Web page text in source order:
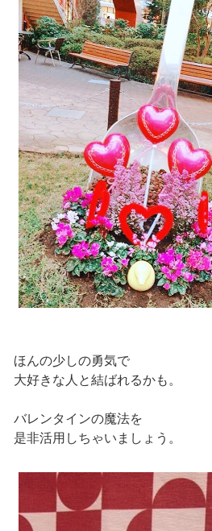
ほんの少しの勇気で
大好きな人と結ばれるかも。
バレンタインの魔法を
是非活用しちゃいましょう。